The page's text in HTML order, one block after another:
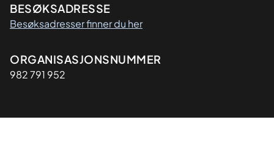
BESØKSADRESSE
Besøksadresser finner du her
Organisasjon
ORGANISASJONSNUMMER
982 791 952